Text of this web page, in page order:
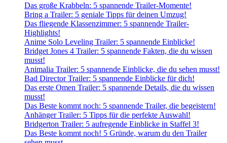
Das große Krabbeln: 5 spannende Trailer-Momente!
Bring a Trailer: 5 geniale Tipps für deinen Umzug!
Das fliegende Klassenzimmer: 5 spannende Trailer-
Highlights!
Anime Solo Leveling Trailer: 5 spannende Einblicke!
Bridget Jones 4 Trailer: 5 spannende Fakten, die du wissen
musst!
Animalia Trailer: 5 spannende Einblicke, die du sehen musst!
Bad Director Trailer: 5 spannende Einblicke für dich!
Das erste Omen Trailer: 5 spannende Details, die du wissen
musst!
Das Beste kommt noch: 5 spannende Trailer, die begeistern!
Anhänger Trailer: 5 Tipps für die perfekte Auswahl!
Bridgerton Trailer: 5 aufregende Einblicke in Staffel 3!
Das Beste kommt noch! 5 Gründe, warum du den Trailer